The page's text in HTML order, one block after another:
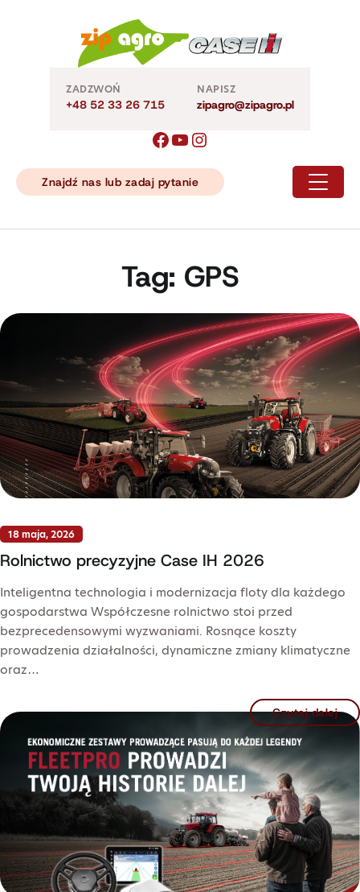
ZADZWOŃ
+48 52 33 26 715
NAPISZ
zipagro@zipagro.pl
Znajdź nas lub zadaj pytanie
Tag: GPS
18 maja, 2026
Rolnictwo precyzyjne Case IH 2026
Inteligentna technologia i modernizacja floty dla każdego
gospodarstwa Współczesne rolnictwo stoi przed
bezprecedensowymi wyzwaniami. Rosnące koszty
prowadzenia działalności, dynamiczne zmiany klimatyczne
oraz…
Czytaj dalej